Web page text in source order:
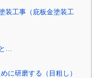
装工事（庇板金塗装工
…
に研磨する（目粗し）